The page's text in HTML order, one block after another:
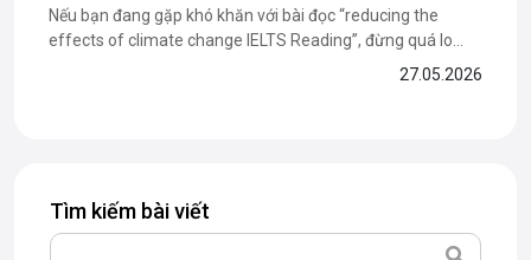
Tìm kiếm bài viết
Nếu bạn đang gặp khó khăn với bài đọc “reducing the
effects of climate change IELTS Reading”, đừng quá lo
lắng vì đây là dạng bài dễ khiến nhiều bạn mất điểm ở phần
27.05.2026